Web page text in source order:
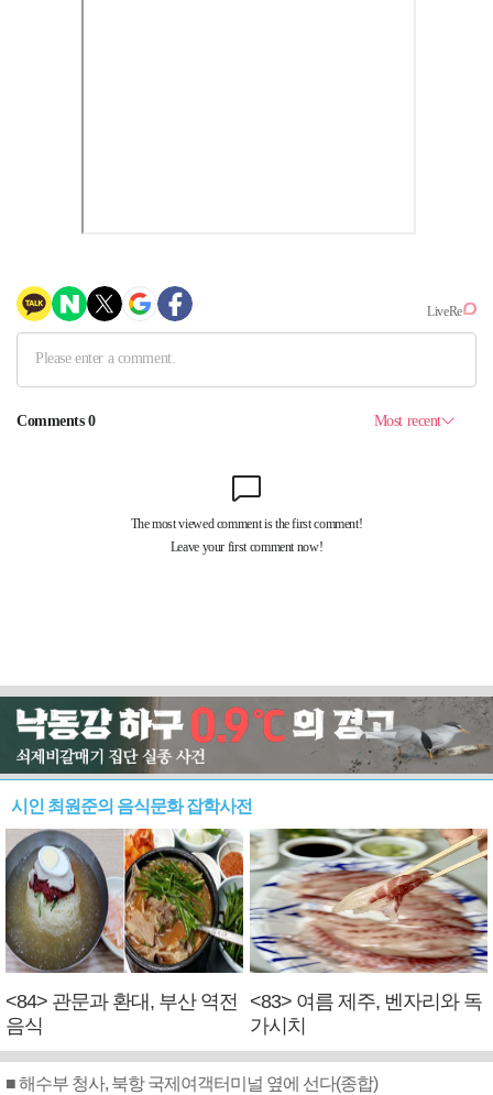
시인 최원준의 음식문화 잡학사전
<84> 관문과 환대, 부산 역전
음식
<83> 여름 제주, 벤자리와 독
가시치
■ 해수부 청사, 북항 국제여객터미널 옆에 선다(종합)